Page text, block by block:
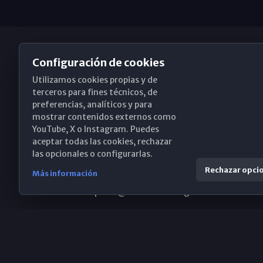
Obispado de Málaga
Santa María, 18-20. 29015 Málaga
(+34) 952 224 386
Configuración de cookies
Utilizamos cookies propias y de
terceros para fines técnicos, de
preferencias, analíticos y para
mostrar contenidos externos como
YouTube, X o Instagram. Puedes
aceptar todas las cookies, rechazar
las opcionales o configurarlas.
Más información Rechazar